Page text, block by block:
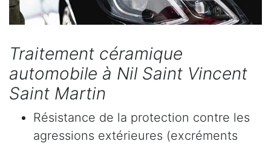
Traitement céramique
automobile à Nil Saint Vincent
Saint Martin
Résistance de la protection contre les
agressions extérieures (excréments